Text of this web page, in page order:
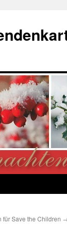
für Save the Children